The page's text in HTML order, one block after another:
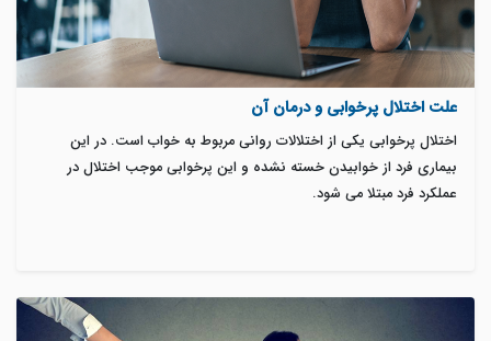
علت اختلال پرخوابی و درمان آن
اختلال پرخوابی یکی از اختلالات روانی مربوط به خواب است. در این
بیماری فرد از خوابیدن خسته نشده و این پرخوابی موجب اختلال در
عملکرد فرد مبتلا می شود.